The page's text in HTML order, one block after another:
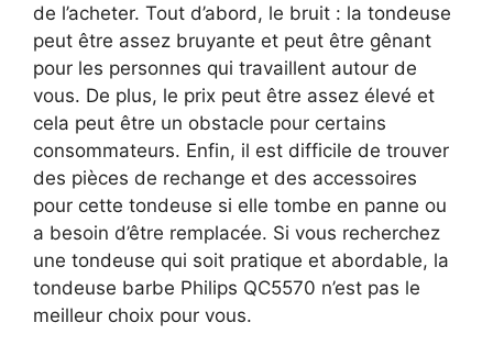
de l’acheter. Tout d’abord, le bruit : la tondeuse
peut être assez bruyante et peut être gênant
pour les personnes qui travaillent autour de
vous. De plus, le prix peut être assez élevé et
cela peut être un obstacle pour certains
consommateurs. Enfin, il est difficile de trouver
des pièces de rechange et des accessoires
pour cette tondeuse si elle tombe en panne ou
a besoin d’être remplacée. Si vous recherchez
une tondeuse qui soit pratique et abordable, la
tondeuse barbe Philips QC5570 n’est pas le
meilleur choix pour vous.